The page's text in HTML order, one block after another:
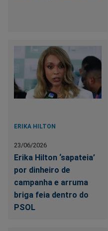
ERIKA HILTON
23/06/2026
Erika Hilton ‘sapateia’
por dinheiro de
campanha e arruma
briga feia dentro do
PSOL